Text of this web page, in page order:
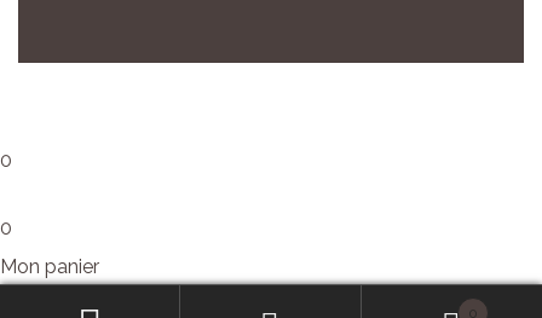
0
0
Mon panier
Panier videRetour à la boutique 0